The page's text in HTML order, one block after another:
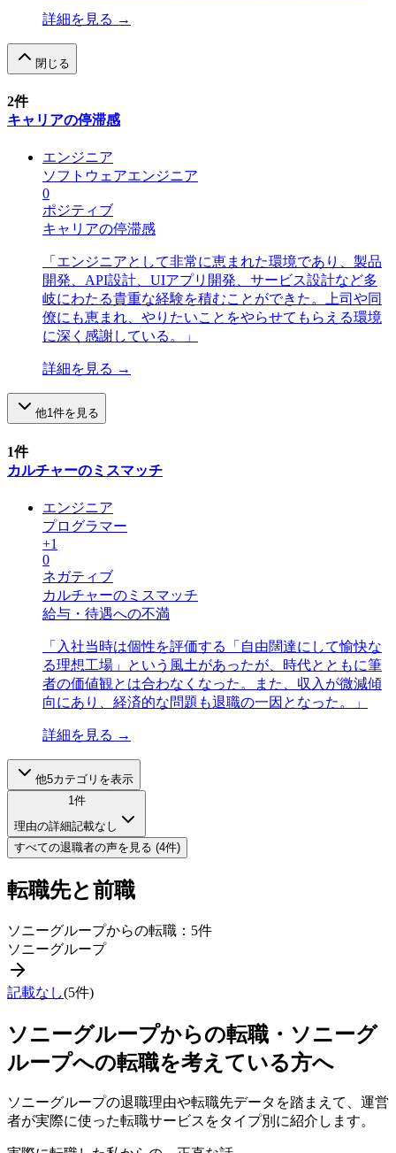
詳細を見る →
閉じる
2件
キャリアの停滞感
エンジニア
ソフトウェアエンジニア
0
ポジティブ
キャリアの停滞感
「 エンジニアとして非常に恵まれた環境であり、製品
開発、API設計、UIアプリ開発、サービス設計など多
岐にわたる貴重な経験を積むことができた。上司や同
僚にも恵まれ、やりたいことをやらせてもらえる環境
に深く感謝している。
」
詳細を見る →
他1件を見る
1件
カルチャーのミスマッチ
エンジニア
プログラマー
+1
0
ネガティブ
カルチャーのミスマッチ
給与・待遇への不満
「 入社当時は個性を評価する「自由闊達にして愉快な
る理想工場」という風土があったが、時代とともに筆
者の価値観とは合わなくなった。また、収入が微減傾
向にあり、経済的な問題も退職の一因となった。
」
詳細を見る →
他5カテゴリを表示
1 件
理由の詳細記載なし
すべての退職者の声を見る (4件)
転職先と前職
ソニーグループからの転職： 5件
ソニーグループ
記載なし(5件)
ソニーグループからの転職・ ソニーグ
ループへの転職を考えている方へ
ソニーグループの退職理由や転職先データを踏まえて、運営
者が実際に使った転職サービスをタイプ別に紹介します。